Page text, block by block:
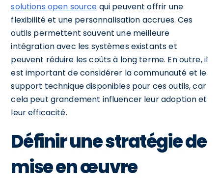
solutions open source qui peuvent offrir une
flexibilité et une personnalisation accrues. Ces
outils permettent souvent une meilleure
intégration avec les systèmes existants et
peuvent réduire les coûts à long terme. En outre, il
est important de considérer la communauté et le
support technique disponibles pour ces outils, car
cela peut grandement influencer leur adoption et
leur efficacité.
Définir une stratégie de
mise en œuvre